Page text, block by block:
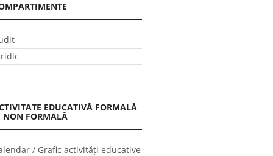
EDUCATIVĂ FORMALĂ
NON FORMALĂ
/ Grafic activităţi educative